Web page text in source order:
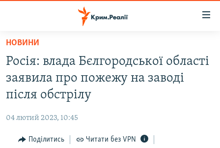
Перейти
основного
матеріалу
Перейти
до
основної
Перейти
ВІДЕО ТА ФОТО
БЛОГИ
ПОГЛЯД
НОВИНИ
Росія: влада Бєлгородської області
заявила про пожежу на заводі
після обстрілу
04 лютий 2023, 10:45
Поділитись Читати без VPN